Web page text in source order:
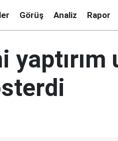
Görüş Analiz Rapor
yaptırım